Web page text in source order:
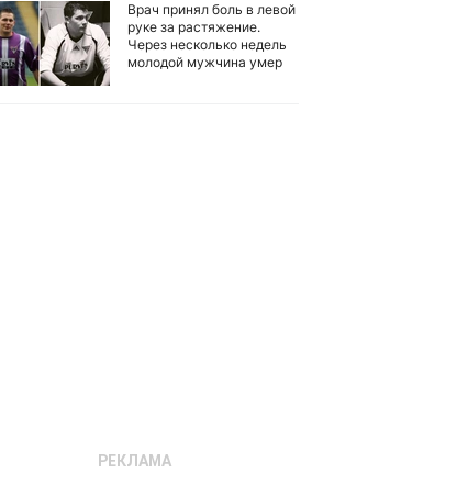
Врач принял боль в левой
руке за растяжение.
Через несколько недель
молодой мужчина умер